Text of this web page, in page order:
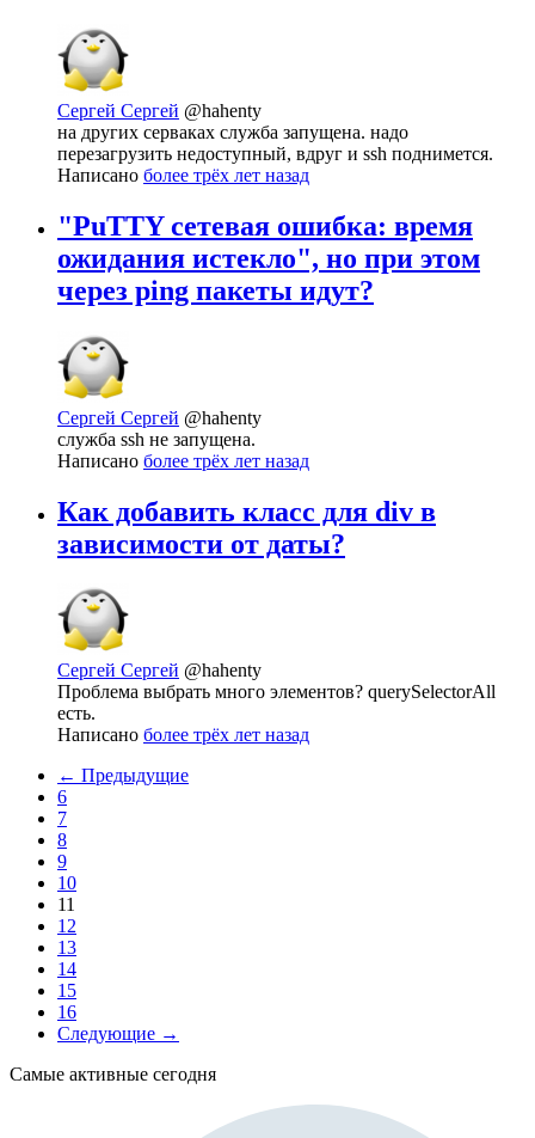
Сергей Сергей @hahenty
на других серваках служба запущена. надо
перезагрузить недоступный, вдруг и ssh поднимется.
Написано более трёх лет назад
"PuTTY сетевая ошибка: время
ожидания истекло", но при этом
через ping пакеты идут?
Сергей Сергей @hahenty
служба ssh не запущена.
Написано более трёх лет назад
Как добавить класс для div в
зависимости от даты?
Сергей Сергей @hahenty
Проблема выбрать много элементов? querySelectorAll
есть.
Написано более трёх лет назад
← Предыдущие
6
7
8
9
10
11
12
13
14
15
16
Следующие →
Самые активные сегодня